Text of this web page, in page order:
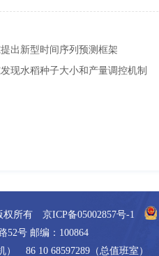
出新型时间序列预测框架
现水稻种子大小和产量调控机制
权所有 京ICP备05002857号-1
52号 邮编：100864
） 86 10 68597289（总值班室）